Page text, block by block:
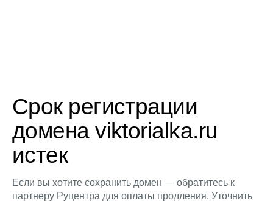
Срок регистрации
домена viktorialka.ru
истек
Если вы хотите сохранить домен — обратитесь к
партнеру Руцентра для оплаты продления. Уточнить